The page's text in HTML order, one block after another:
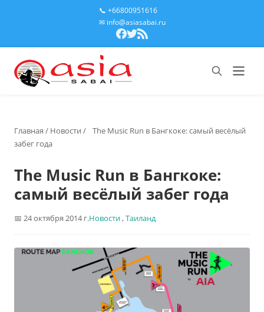
📞 +66800951616
✉ info@asiasabai.ru
Главная / Новости /
The Music Run в Бангкоке: самый весёлый
забег года
The Music Run в Бангкоке:
самый весёлый забег года
24 октября 2014 г.Новости,Таиланд